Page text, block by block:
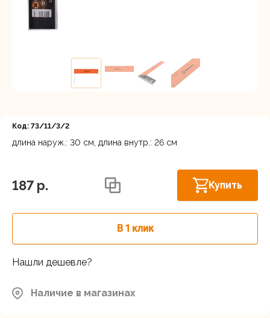
Код: 73/11/3/2
длина наруж.: 30 см, длина внутр.: 26 см
187 p. Купить
В 1 клик
Нашли дешевле?
Наличие в магазинах
31-й км, 34/1
В наличии
г.Балашиха: шоссе Энтузиастов,
Западная коммунальная зона, вл. 4
район, д.Грибки, ул. Промышленная